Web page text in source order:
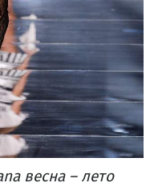
весна – лето